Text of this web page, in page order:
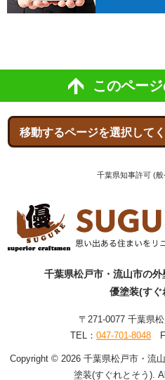
このペー
千葉県知事許可 (
千葉県松戸市・流山市の
優塗装(すぐ
〒271-0077 千葉県
TEL： 047-701-8048
Copyright © 2026 千葉県松戸市・流
塗装(すぐれとそう).